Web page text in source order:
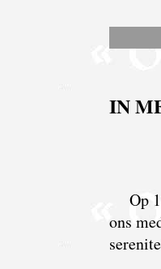
IN
Op
ons